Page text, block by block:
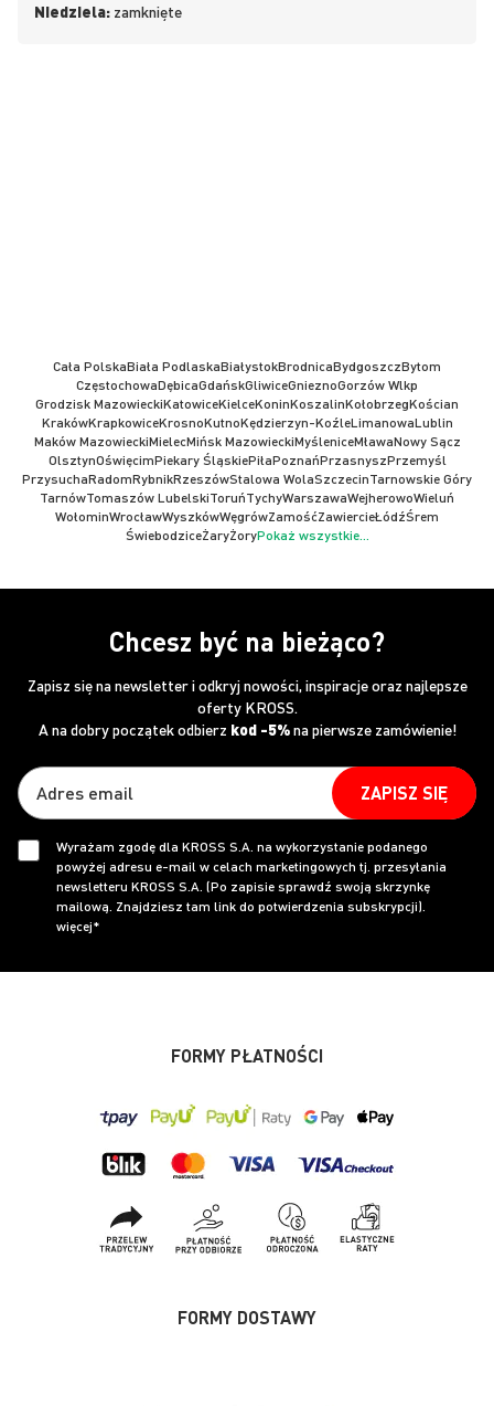
Niedziela: zamknięte
Cała PolskaBiała PodlaskaBiałystokBrodnicaBydgoszczBytom
CzęstochowaDębicaGdańskGliwiceGnieznoGorzów Wlkp
Grodzisk MazowieckiKatowiceKielceKoninKoszalinKołobrzegKościan
KrakówKrapkowiceKrosnoKutnoKędzierzyn-KoźleLimanowaLublin
Maków MazowieckiMielecMińsk MazowieckiMyśleniceMławaNowy Sącz
OlsztynOświęcimPiekary ŚląskiePiłaPoznańPrzasnyszPrzemyśl
PrzysuchaRadomRybnikRzeszówStalowa WolaSzczecinTarnowskie Góry
TarnówTomaszów LubelskiToruńTychyWarszawaWejherowoWieluń
WołominWrocławWyszkówWęgrówZamośćZawiercieŁódźŚrem
ŚwiebodziceŻaryŻoryPokaż wszystkie...
Chcesz być na bieżąco?
Zapisz się na newsletter i odkryj nowości, inspiracje oraz najlepsze
oferty KROSS.
A na dobry początek odbierz kod -5%na pierwsze zamówienie!
ZAPISZ SIĘ
Wyrażam zgodę dla KROSS S.A. na wykorzystanie podanego
powyżej adresu e-mail w celach marketingowych tj. przesyłania
newsletteru KROSS S.A. (Po zapisie sprawdź swoją skrzynkę
mailową. Znajdziesz tam link do potwierdzenia subskrypcji).
więcej*
FORMY PŁATNOŚCI
FORMY DOSTAWY